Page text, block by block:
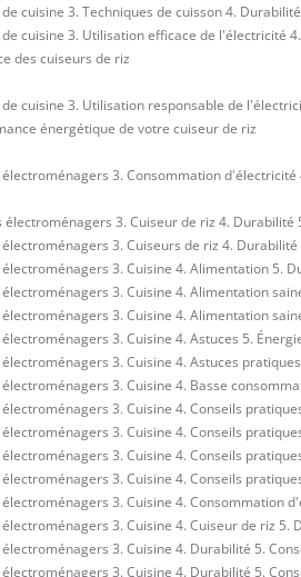
cuisine 3. Techniques de cuisson 4.
cuisine 3. Utilisation efficace de l'électricité
des cuiseurs de riz
cuisine 3. Utilisation responsable de
énergétique de votre cuiseur de riz
3. Consommation
3. Cuiseur de riz 4. Durabilité
3. Cuiseurs de riz 4.
3. Cuisine 4. Alimentation 5.
3. Cuisine 4. Alimentation
3. Cuisine 4. Alimentation
3. Cuisine 4. Astuces 5.
3. Cuisine 4. Astuces
3. Cuisine 4. Basse
3. Cuisine 4. Conseils
3. Cuisine 4. Conseils
3. Cuisine 4. Conseils
3. Cuisine 4. Conseils
3. Cuisine 4. Consommation
3. Cuisine 4. Cuiseur de riz 5.
3. Cuisine 4. Durabilité 5.
3. Cuisine 4. Durabilité 5.